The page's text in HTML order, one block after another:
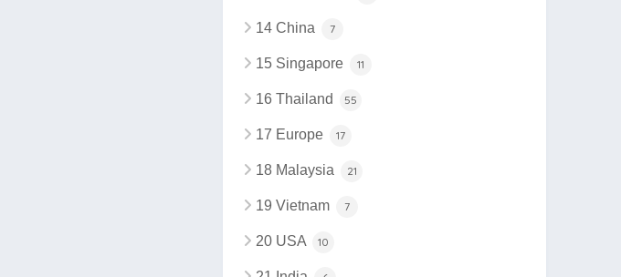
14 China 7
15 Singapore 11
16 Thailand 55
17 Europe 17
18 Malaysia 21
19 Vietnam 7
20 USA 10